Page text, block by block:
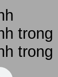
trong